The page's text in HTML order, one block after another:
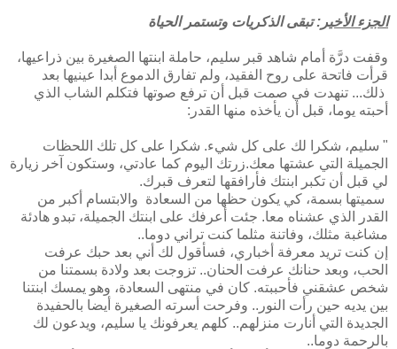
الجزء الأخير : تبقى الذكريات وتستمر الحياة
وقفت درَّة أمام شاهد قبر سليم، حاملة ابنتها الصغيرة بين ذراعيها،
قرأت فاتحة على روح الفقيد، ولم تفارق الدموع أبدا عينيها بعد
ذلك... تنهدت في صمت قبل أن ترفع صوتها فتكلم الشاب الذي
أحبته يوما، قبل أن يأخذه منها القدر:
" سليم، شكرا لك على كل شيء. شكرا على كل تلك اللحظات
الجميلة التي عشتها معك.زرتك اليوم كما عادتي، وستكون آخر زيارة
لي قبل أن تكبر ابنتك فأرافقها لتعرف قبرك.
سميتها بسمة، كي يكون حظها من السعادة والابتسام أكبر من
القدر الذي عشناه معا. جئت أعرفك على ابنتك الجميلة، تبدو هادئة
مشاغبة مثلك، وفاتنة مثلما كنت تراني دوما..
إن كنت تريد معرفة أخباري، فسأقول لك أني بعد حبك عرفت
الحب، وبعد حنانك عرفت الحنان.. تزوجت بعد ولادة بسمتنا من
شخص عشقني فأحببته. كان في منتهى السعادة، وهو يمسك ابنتنا
بين يديه حين رأت النور.. وفرحت أسرته الصغيرة أيضا بالحفيدة
الجديدة التي أنارت منزلهم.. كلهم يعرفونك يا سليم، ويدعون لك
بالرحمة دوما..